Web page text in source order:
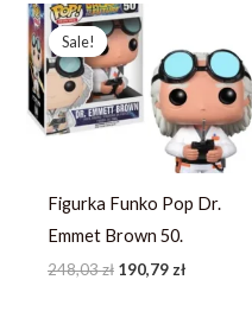
Sale!
Sale!
Figurka Funko Pop Dr.
Emmet Brown 50.
248,03zł
Pierwotna
cena
wynosiła:
248,03 zł.
190,79zł
wynosi:
190,79 zł.